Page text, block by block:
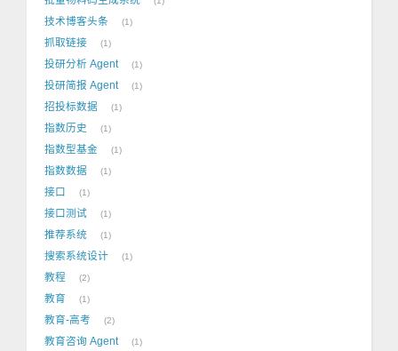
技术博客头条 1
抓取链接 1
投研分析 Agent 1
投研简报 Agent 1
招投标数据 1
指数历史 1
指数型基金 1
指数数据 1
接口 1
接口测试 1
推荐系统 1
搜索系统设计 1
教程 2
教育 1
教育-高考 2
教育咨询 Agent 1